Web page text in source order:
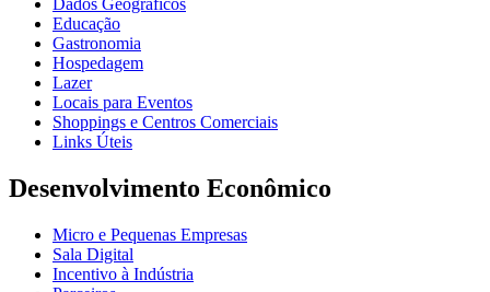
Educação
Gastronomia
Hospedagem
Lazer
Locais para Eventos
Shoppings e Centros Comerciais
Links Úteis
Desenvolvimento Econômico
Micro e Pequenas Empresas
Sala Digital
Incentivo à Indústria